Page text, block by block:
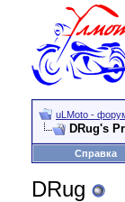
uLMoto -
DRug's
Справка
DRug